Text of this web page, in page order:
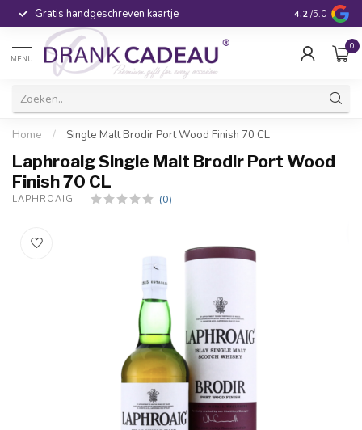
Gratis handgeschreven kaartje Voor 16:00
4.2 /5.0
MENU
0
Home / Single Malt Brodir Port Wood Finish 70 CL
Laphroaig Single Malt Brodir Port Wood
Finish 70 CL
LAPHROAIG (0)